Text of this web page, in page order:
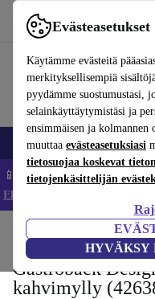
Evästeasetukset
Käytämme evästeitä
merkityksellisempiä
pyydämme suostumustasi,
selainkäyttäytymistäsi ja
ensimmäisen ja kolmannen
muuttaa evästeasetuksiasi
tietosuojaa koskevat
tietojenkäsittelijän
HYVÄKSY
Käytä refurbed-palvelua
Matkapuhelimet ja
📱 Säästä 5 % LISÄÄ
Ehdot ja säännöt
Juomat
Gastroback
kahvimylly